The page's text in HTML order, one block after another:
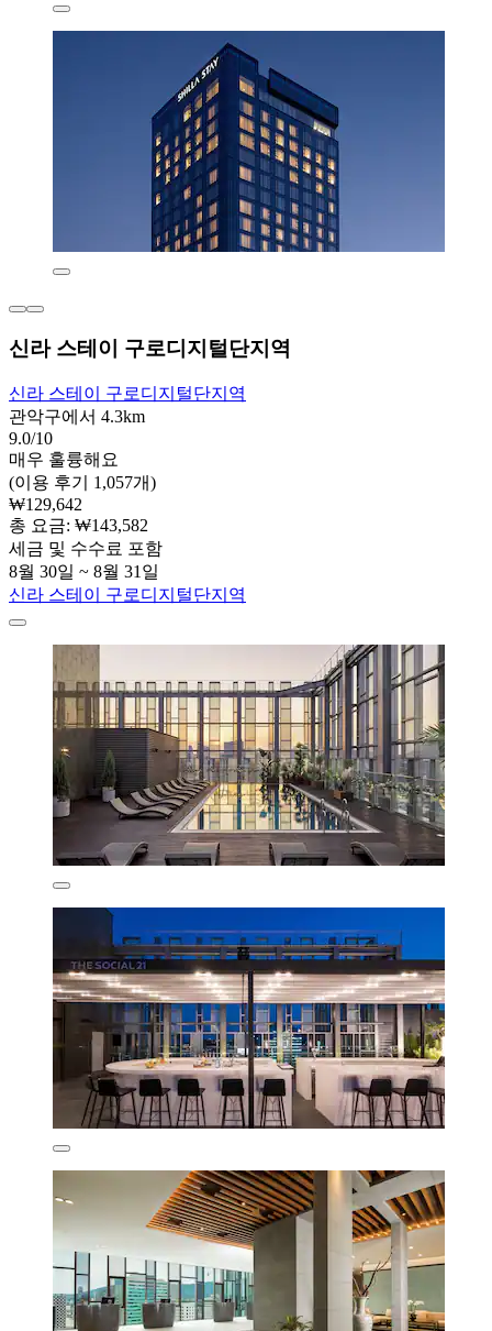
신라 스테이 구로디지털단지역
신라 스테이 구로디지털단지역
관악구에서 4.3km
9.0/10
매우 훌륭해요
(이용 후기 1,057개)
₩129,642
총 요금: ₩143,582
세금 및 수수료 포함
8월 30일 ~ 8월 31일
신라 스테이 구로디지털단지역